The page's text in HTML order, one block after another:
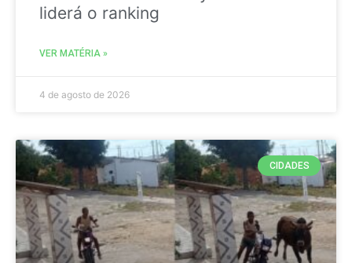
liderá o ranking
VER MATÉRIA »
4 de agosto de 2026
CIDADES